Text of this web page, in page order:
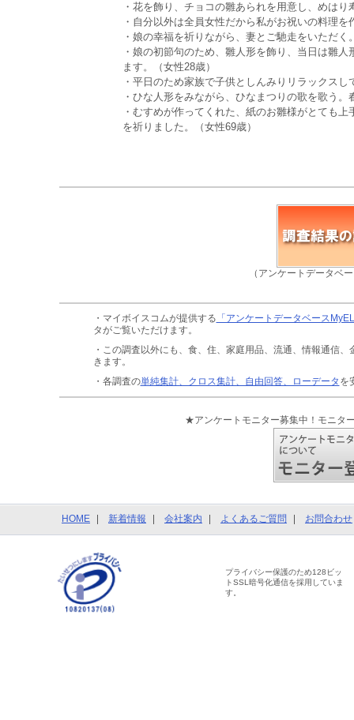
・花を飾り、チョコの雛あられを用意し、めは
・自分以外は全員女性だから私がお祝いの料理
・娘の幸福を祈りながら、妻とご馳走をいただく
・娘の初節句のため、雛人形を飾り、当日は雛
ます。（女性28歳）
・平日のため家族で子供としんみりリラックスし
・ひな人形をみながら、ひなまつりの歌を歌う
・むすめが作ってくれた、紙のお雛様がとても
を祈りました。（女性69歳）
（アンケートデータベ
・マイボイスコムが提供する 「アンケートデータベース
タがご覧いただけます。
・この調査以外にも、食、住、家庭用品、流通、情報通信、
きます。
・各調査の単純集計、クロス集計、自由回答、ローデータ を
★アンケートモニター募集中！モニタ
HOME 新着情報 会社案内 よくあるご質問 お問合わせ
プライバシー保護のため128ビッ
トSSL暗号化通信を採用していま
す。